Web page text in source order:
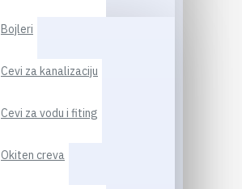
Bojleri
Cevi za kanalizaciju
Cevi za vodu i fiting
Okiten creva